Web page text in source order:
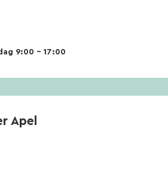
9:00 – 17:00
Apel